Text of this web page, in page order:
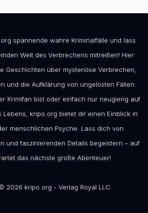
spannende wahre Kriminalfälle und lass
Welt des Verbrechens mitreißen! Hier
Geschichten über mysteriöse Verbrechen,
und die Aufklärung von ungelösten Fällen.
Krimifan bist oder einfach nur neugierig auf
Lebens, kripo.org bietet dir einen Einblick in
menschlichen Psyche. Lass dich von
und faszinierenden Details begeistern – auf
das nächste große Abenteuer!
2026 kripo.org - Verlag Royal LLC